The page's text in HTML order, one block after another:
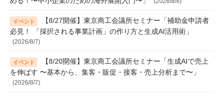
【8/27開催】東京商工会議所セミナー「補助金申請者
必見！ 「採択される事業計画」の作り方と生成AI活用術」
(2026/8/7)
【8/20開催】東京商工会議所セミナー「生成AIで売上
を伸ばす 〜基本から、集客・販促・接客・売上分析まで〜」
(2026/8/7)